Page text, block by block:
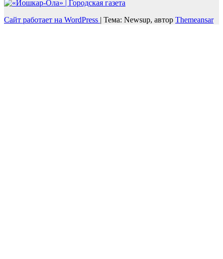
Сайт работает на WordPress | Тема: Newsup, автор Themeansar